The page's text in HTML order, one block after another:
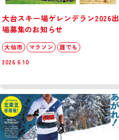
大台スキー場ゲレンデラン2026出
場募集のお知らせ
大仙市 マラソン
誰でも
2026.6.10